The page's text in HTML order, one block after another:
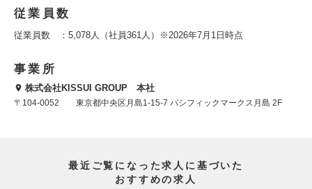
従業員数
従業員数 ：5,078人（社員361人）※2026年7月1日時点
事業所
株式会社KISSUI GROUP 本社
〒104-0052 東京都中央区月島1-15-7 パシフィックマークス月島 2F
最近ご覧になった求人に基づいた
おすすめの求人